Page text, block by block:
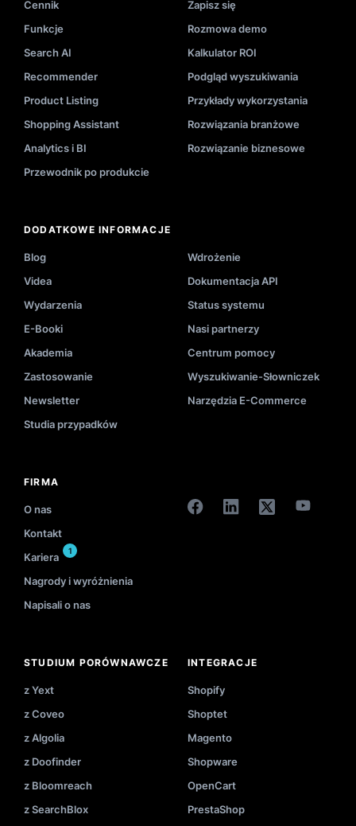
Cennik
Zapisz się
Funkcje
Rozmowa demo
Search AI
Kalkulator ROI
Recommender
Podgląd wyszukiwania
Product Listing
Przykłady wykorzystania
Shopping Assistant
Rozwiązania branżowe
Analytics i BI
Rozwiązanie biznesowe
Przewodnik po produkcie
DODATKOWE INFORMACJE
Blog
Wdrożenie
Videa
Dokumentacja API
Wydarzenia
Status systemu
E-Booki
Nasi partnerzy
Akademia
Centrum pomocy
Zastosowanie
Wyszukiwanie-Słowniczek
Newsletter
Narzędzia E-Commerce
Studia przypadków
FIRMA
O nas
Kontakt
Kariera
1
Nagrody i wyróżnienia
Napisali o nas
STUDIUM PORÓWNAWCZE
z Yext
z Coveo
z Algolia
z Doofinder
z Bloomreach
z SearchBlox
INTEGRACJE
Shopify
Shoptet
Magento
Shopware
OpenCart
PrestaShop